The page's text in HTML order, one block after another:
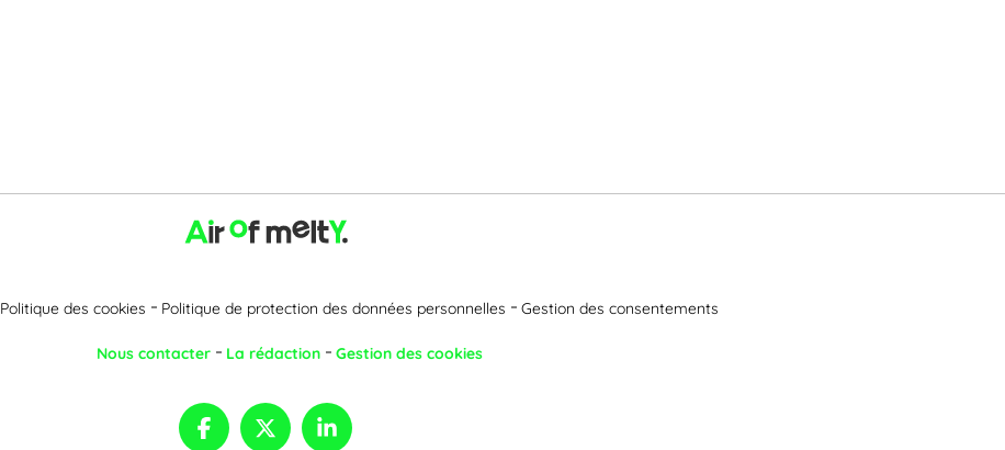
Politique des cookies Politique de protection des données personnelles Gestion des consentements
Nous contacter La rédaction Gestion des cookies